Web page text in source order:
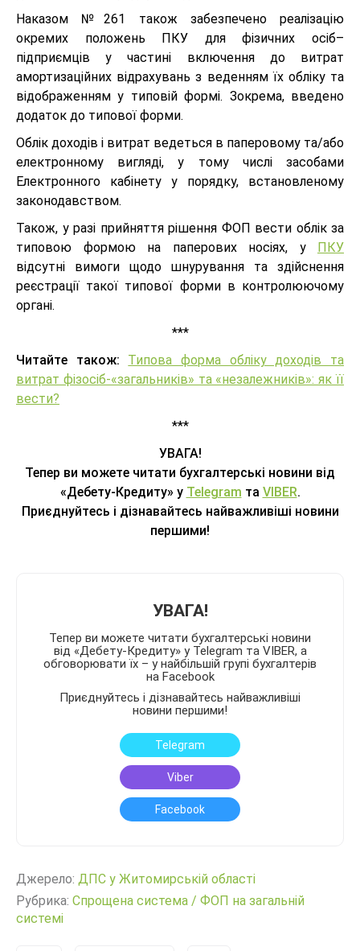
Наказом №261 також забезпечено реалізацію
окремих положень ПКУ для фізичних осіб–
підприємців у частині включення до витрат
амортизаційних відрахувань з веденням їх обліку та
відображенням у типовій формі. Зокрема, введено
додаток до типової форми.
Облік доходів і витрат ведеться в паперовому та/або
електронному вигляді, у тому числі засобами
Електронного кабінету у порядку, встановленому
законодавством.
Також, у разі прийняття рішення ФОП вести облік за
типовою формою на паперових носіях, у ПКУ
відсутні вимоги щодо шнурування та здійснення
реєстрації такої типової форми в контролюючому
органі.
***
Читайте також:
Типова форма обліку доходів та
витрат фізосіб-«загальників» та «незалежників»: як її
вести?
***
УВАГА!
Тепер ви можете читати бухгалтерські новини від
«Дебету-Кредиту» у Telegram та VIBER.
Приєднуйтесь і дізнавайтесь найважливіші новини
першими!
УВАГА!
Тепер ви можете читати бухгалтерські новини
від «Дебету-Кредиту» у Telegram та VIBER, а
обговорювати їх – у найбільшій групі бухгалтерів
на Facebook
Приєднуйтесь і дізнавайтесь найважливіші
новини першими!
Telegram
Viber
Facebook
Джерело: ДПС у Житомирській області
Рубрика: Спрощена система / ФОП на загальній
системі